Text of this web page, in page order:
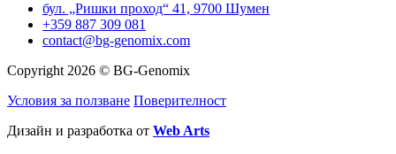
бул. „Ришки проход“ 41, 9700 Шумен
+359 887 309 081
contact@bg-genomix.com
Copyright 2026 © BG-Genomix
Условия за ползване Поверителност
Дизайн и разработка от Web Arts